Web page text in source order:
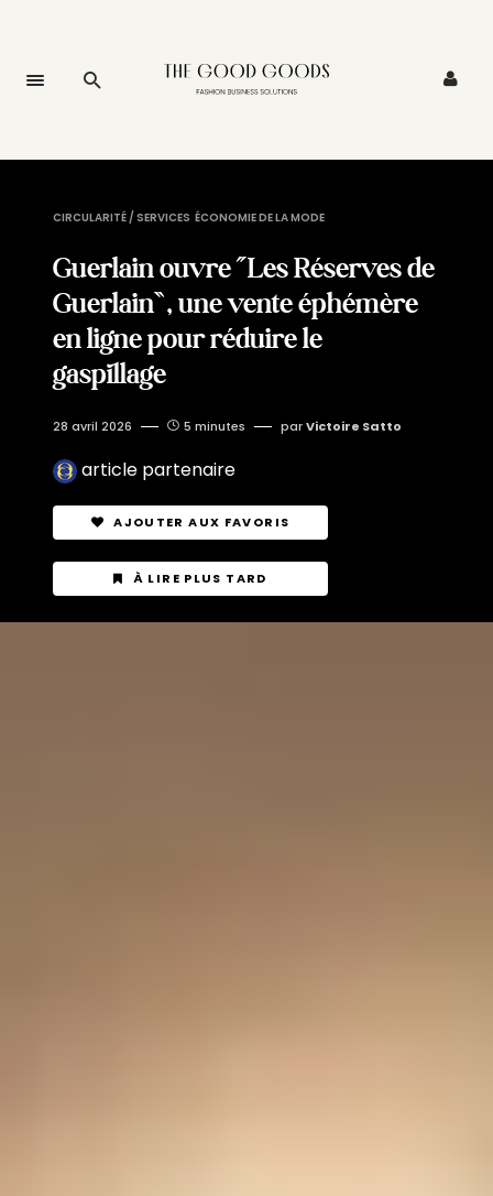
CIRCULARITÉ / SERVICES ÉCONOMIE DE LA MODE
Guerlain ouvre “Les Réserves de
Guerlain”, une vente éphémère
en ligne pour réduire le
gaspillage
28 avril 2026 5 minutes parVictoire Satto
article partenaire
AJOUTER AUX FAVORIS
À LIRE PLUS TARD